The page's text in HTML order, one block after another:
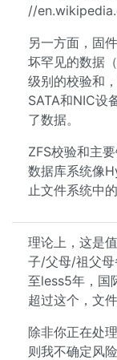
//
另一方面，固
坏罕见的数据
级别的校验和
SATA和NIC设
了数据。
ZFS校验和主
数据库系统像
止文件系统中
理论上，这是
子/父母/祖父
至less5年，国
超过这个，文
除非你正在处
则我不确定风